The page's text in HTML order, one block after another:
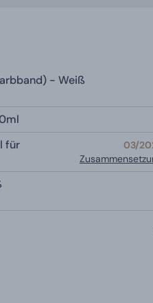
- Weiß
für
03/